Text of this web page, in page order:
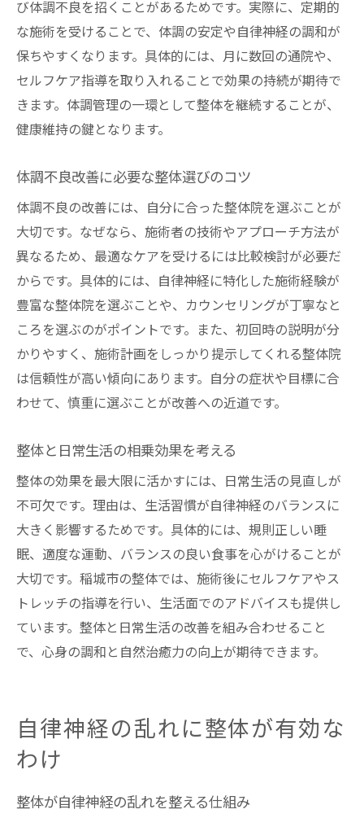
び体調不良を招くことがあるためです。実際に、定期的
な施術を受けることで、体調の安定や自律神経の調和が
保ちやすくなります。具体的には、月に数回の通院や、
セルフケア指導を取り入れることで効果の持続が期待で
きます。体調管理の一環として整体を継続することが、
健康維持の鍵となります。
体調不良改善に必要な整体選びのコツ
体調不良の改善には、自分に合った整体院を選ぶことが
大切です。なぜなら、施術者の技術やアプローチ方法が
異なるため、最適なケアを受けるには比較検討が必要だ
からです。具体的には、自律神経に特化した施術経験が
豊富な整体院を選ぶことや、カウンセリングが丁寧なと
ころを選ぶのがポイントです。また、初回時の説明が分
かりやすく、施術計画をしっかり提示してくれる整体院
は信頼性が高い傾向にあります。自分の症状や目標に合
わせて、慎重に選ぶことが改善への近道です。
整体と日常生活の相乗効果を考える
整体の効果を最大限に活かすには、日常生活の見直しが
不可欠です。理由は、生活習慣が自律神経のバランスに
大きく影響するためです。具体的には、規則正しい睡
眠、適度な運動、バランスの良い食事を心がけることが
大切です。稲城市の整体では、施術後にセルフケアやス
トレッチの指導を行い、生活面でのアドバイスも提供し
ています。整体と日常生活の改善を組み合わせること
で、心身の調和と自然治癒力の向上が期待できます。
自律神経の乱れに整体が有効な
わけ
整体が自律神経の乱れを整える仕組み